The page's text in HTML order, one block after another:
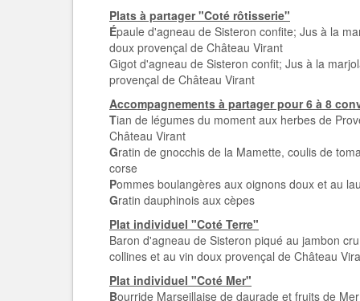
Plats à partager "Coté rôtisserie"
Épaule d'agneau de Sisteron confite; Jus à la
doux provençal de Château Virant
Gigot d'agneau de Sisteron confit; Jus à la
provençal de Château Virant
Accompagnements à partager pour 6 à 8
Tian de légumes du moment aux herbes de
Château Virant
Gratin de gnocchis de la Mamette, coulis de
corse
Pommes boulangères aux oignons doux et au
Gratin dauphinois aux cèpes
Plat individuel "Coté Terre"
Baron d'agneau de Sisteron piqué au jambon
collines et au vin doux provençal de Château
Plat individuel "Coté Mer"
Bourride Marseillaise de daurade et fruits de